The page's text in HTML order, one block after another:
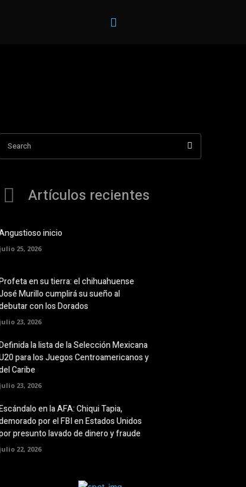
Ciencia y Tecnología
Search
Artículos recientes
inicio
julio 25, 2026
en su tierra: el chihuahuense
Murillo cumplirá su sueño al
con los Dorados
julio 23, 2026
la lista de la Selección Mexicana
para los Juegos Centroamericanos y
Caribe
julio 23, 2026
en la AFA: Chiqui Tapia,
por el FBI en Estados Unidos
presunto lavado de dinero y fraude
julio 22, 2026